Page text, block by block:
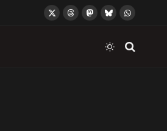
X
ThreadsMastodon
BlueskyWhatsApp